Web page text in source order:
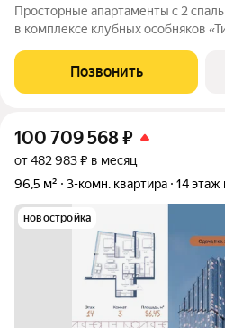
Просторные апартаменты с 2
в комплексе клубных особняков
этаже в корпусе 1.1. Высота
кухня-гостиная,
Позвонить
100 709 568₽
от 482 983 ₽ в месяц
96,5 м²
3-комн. квартира 14 этаж
новостройка